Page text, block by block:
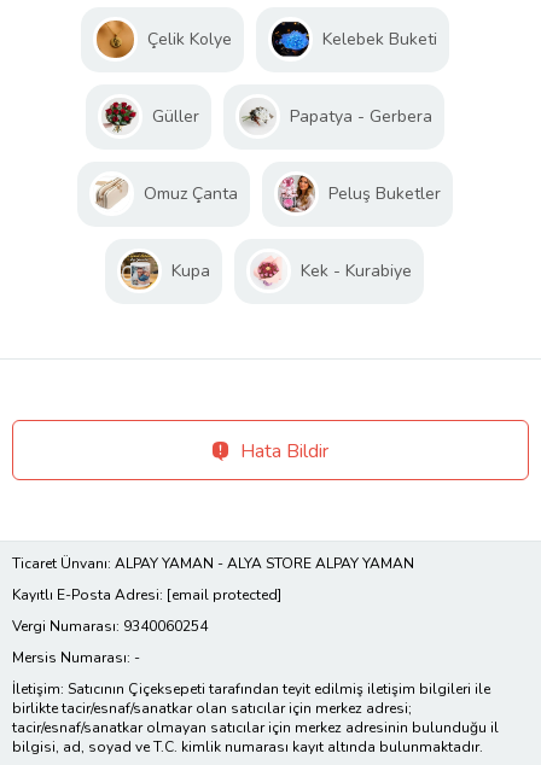
Çelik Kolye Kelebek Buketi
Güller Papatya - Gerbera
Omuz Çanta Peluş Buketler
Kupa Kek - Kurabiye
Hata Bildir
Ticaret Ünvanı: ALPAY YAMAN - ALYA STORE ALPAY YAMAN
Kayıtlı E-Posta Adresi: [email protected]
Vergi Numarası: 9340060254
Mersis Numarası: -
İletişim: Satıcının Çiçeksepeti tarafından teyit edilmiş iletişim bilgileri ile
birlikte tacir/esnaf/sanatkar olan satıcılar için merkez adresi;
tacir/esnaf/sanatkar olmayan satıcılar için merkez adresinin bulunduğu il
bilgisi, ad, soyad ve T.C. kimlik numarası kayıt altında bulunmaktadır.